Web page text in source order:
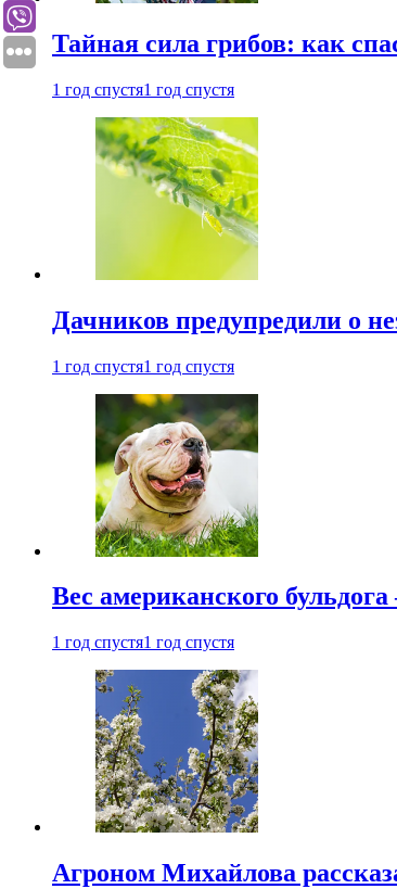
Тайная сила грибов: как
1 год спустя1 год спустя
Дачников предупредили о
1 год спустя1 год спустя
Вес американского
1 год спустя1 год спустя
Агроном Михайлова